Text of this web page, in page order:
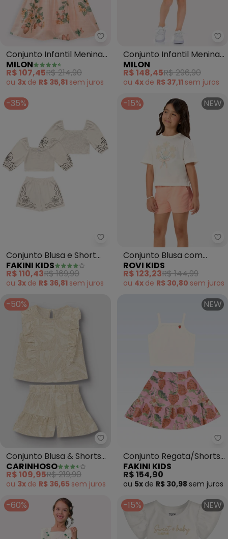
Milon - Conjunto Infantil
Conjunto Infantil Menina
Morango (Off White)
MILON
R$ 107,45R$ 214,90
ou 3x de R$ 35,81 sem juros
Conjunto Infantil Menina
Flores (Off White)
MILON
R$ 148,45R$ 296,90
ou 4x de R$ 37,11 sem juros
-35%
Fakini Kids - Conjunto Blusa e
Conjunto Blusa e Short
(Bege)
FAKINI KIDS
R$ 110,43R$ 169,90
ou 3x de R$ 36,81 sem juros
-15% NEW
Conjunto Blusa com
Shorts Infantil (Bege)
ROVI KIDS
R$ 123,23R$ 144,99
ou 4x de R$ 30,80 sem juros
-50%
Carinhoso - Conjunto Blusa &
Conjunto Blusa & Shorts
Folhagens (Areia)
CARINHOSO
R$ 109,95R$ 219,90
ou 3x de R$ 36,65 sem juros
NEW
Conjunto Regata/Shorts
Saia (Bege)
FAKINI KIDS
R$ 154,90
ou 5x de R$ 30,98 sem juros
-60% -15% NEW